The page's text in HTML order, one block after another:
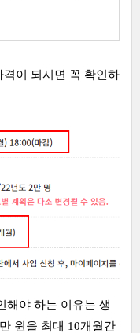
이 되시면 꼭 확인하
해야 하는 이유는 생
원을 최대 10개월간